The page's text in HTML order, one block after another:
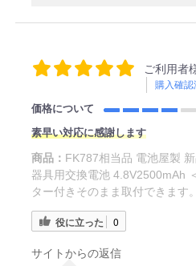
ご利用者
購入確認
価格について
素早い対応に感謝します
商品： FK787相当品 電池屋製
器具用交換電池 4.8V2500mAh
ター付きそのまま取付できます。
役に立った 0
サイトからの返信